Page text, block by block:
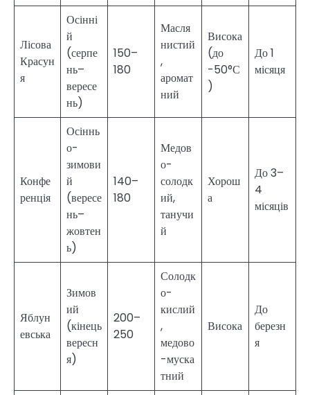
Лісова
Красун
я
Осінні
й
(серпе
нь–
вересе
нь)
150–
180
Масля
нистий
,
аромат
ний
Висока
(до
-50°С
)
До 1
місяця
Конфе
ренція
Осіннь
о-
зимови
й
(вересе
нь–
жовтен
ь)
140–
180
Медов
о-
солодк
ий,
танучи
й
Хорош
а
До 3–
4
місяців
Яблун
евська
Зимов
ий
(кінець
вересн
я)
200–
250
Солодк
о-
кислий
,
медово
-муска
тний
Висока
До
березн
я